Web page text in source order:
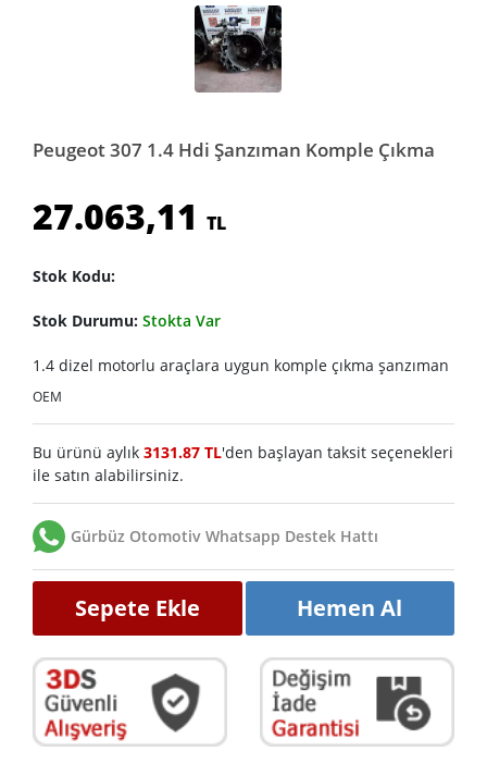
Peugeot 307 1.4 Hdi Şanzıman Komple Çıkma
27.063,11 TL
Stok Kodu:
Stok Durumu: Stokta Var
1.4 dizel motorlu araçlara uygun komple çıkma şanzıman
OEM
Bu ürünü aylık 3131.87 TL'den başlayan taksit seçenekleri
ile satın alabilirsiniz.
Gürbüz Otomotiv Whatsapp Destek Hattı
Sepete Ekle Hemen Al